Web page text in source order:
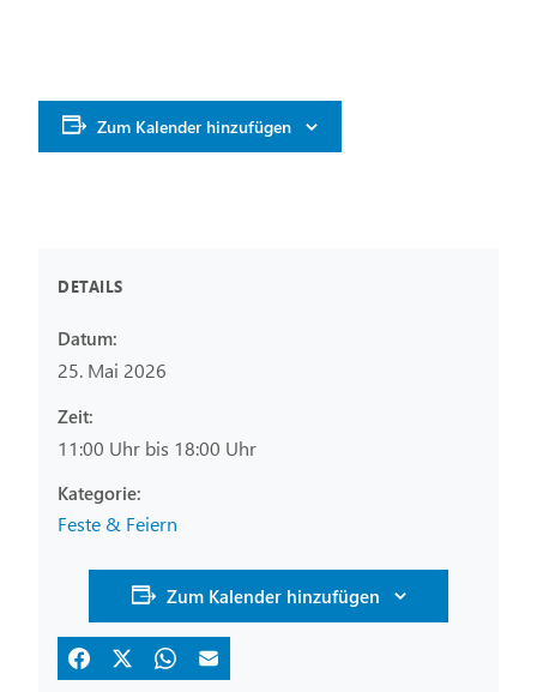
Zum Kalender hinzufügen
DETAILS
Datum:
25. Mai 2026
Zeit:
11:00 Uhr bis 18:00 Uhr
Feste & Feiern
Zum Kalender hinzufügen